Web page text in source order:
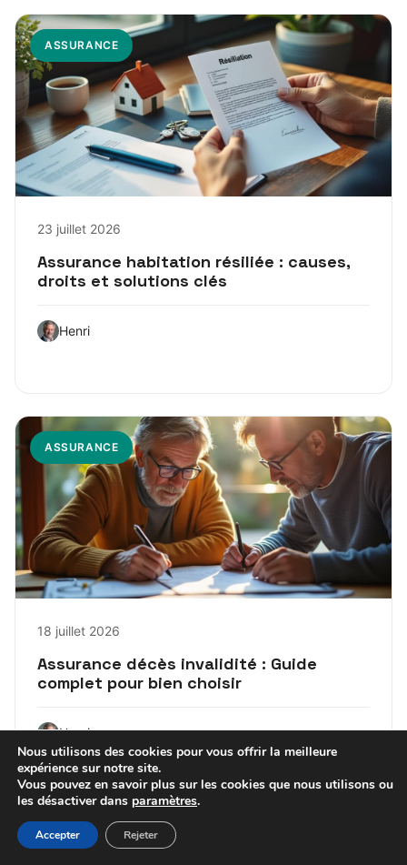
ASSURANCE
23 juillet 2026
Assurance habitation résiliée : causes,
droits et solutions clés
Henri
ASSURANCE
18 juillet 2026
Assurance décès invalidité : Guide
complet pour bien choisir
Henri
Nous utilisons des cookies pour vous offrir la meilleure
expérience sur notre site.
Vous pouvez en savoir plus sur les cookies que nous utilisons ou
les désactiver dans paramètres.
Accepter Rejeter